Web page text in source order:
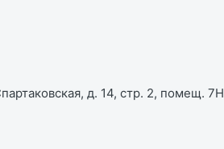
д. 14, стр. 2, помещ. 7Н